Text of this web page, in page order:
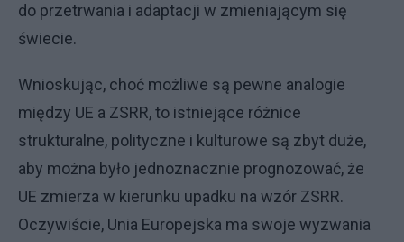
do przetrwania i adaptacji w zmieniającym się
świecie.
Wnioskując, choć możliwe są pewne analogie
między UE a ZSRR, to istniejące różnice
strukturalne, polityczne i kulturowe są zbyt duże,
aby można było jednoznacznie prognozować, że
UE zmierza w kierunku upadku na wzór ZSRR.
Oczywiście, Unia Europejska ma swoje wyzwania